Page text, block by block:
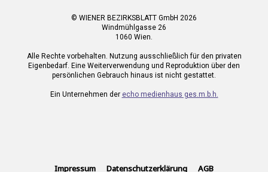
© WIENER BEZIRKSBLATT GmbH 2026
Windmühlgasse 26
1060 Wien.
Alle Rechte vorbehalten. Nutzung ausschließlich für den privaten
Eigenbedarf. Eine Weiterverwendung und Reproduktion über den
persönlichen Gebrauch hinaus ist nicht gestattet.
Ein Unternehmen der echo medienhaus ges.m.b.h.
Impressum Datenschutzerklärung AGB